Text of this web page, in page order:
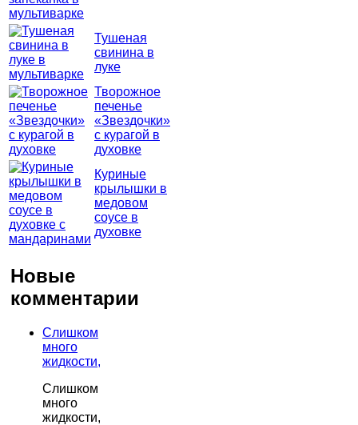
Тушеная
свинина в
луке
Творожное
печенье
«Звездочки»
с курагой в
духовке
Куриные
крылышки в
медовом
соусе в
духовке
Новые
комментарии
Слишком
много
жидкости,
Слишком
много
жидкости,